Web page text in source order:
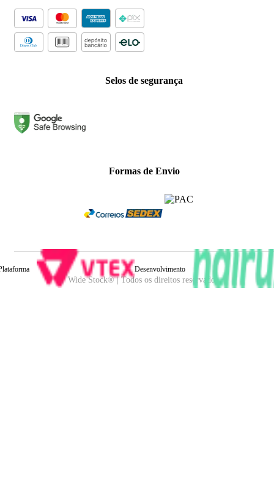
Selos de segurança
Formas de Envio
Wide Stock® | Todos os direitos reservados.
Desenvolvimento